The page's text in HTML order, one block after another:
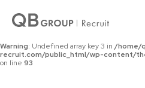
Warning : Undefined array key 0 in
recruit.com/public_html/wp-content/
on line92
Warning: Undefined array key 3 in /home/
recruit.com/public_html/wp-content/
on line 93